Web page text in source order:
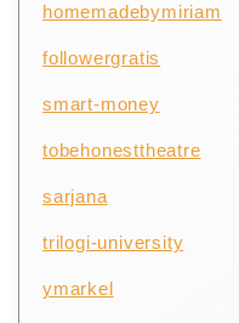
homemadebymiriam
followergratis
smart-money
tobehonesttheatre
sarjana
trilogi-university
ymarkel